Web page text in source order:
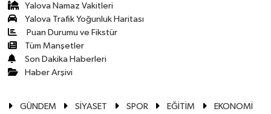
Yalova Namaz Vakitleri
Yalova Trafik Yoğunluk Haritası
Puan Durumu ve Fikstür
Tüm Manşetler
Son Dakika Haberleri
Haber Arşivi
GÜNDEM SİYASET SPOR EĞİTİM
EKONOMİ